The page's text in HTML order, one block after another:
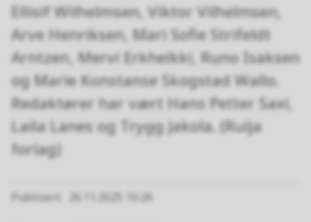
Ellisif Wilhelmsen, Viktor Vilhelmsen,
Arve Henriksen, Mari Sofie Strifeldt
Arntzen, Mervi Erkheikki, Runo Isaksen
og Marie Konstanse Skogstad Wallo.
Redaktører har vært Hans Petter Saxi,
Laila Lanes og Trygg Jakola. (Ruija
forlag)
Publisert 26.11.2025 10.26